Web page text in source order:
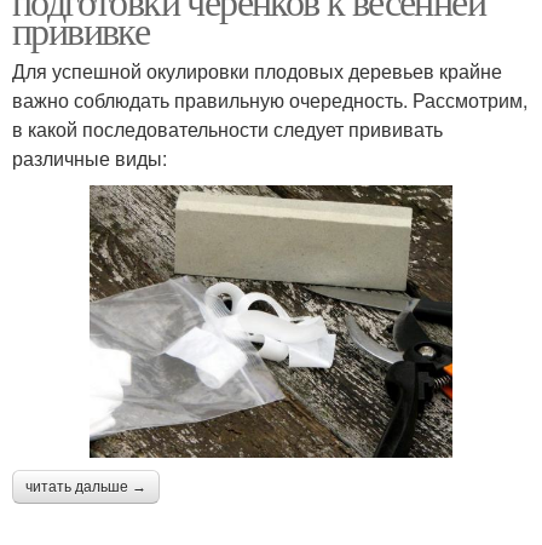
прививке
Для успешной окулировки плодовых деревьев крайне
важно соблюдать правильную очередность. Рассмотрим,
в какой последовательности следует прививать
различные виды:
читать дальше →